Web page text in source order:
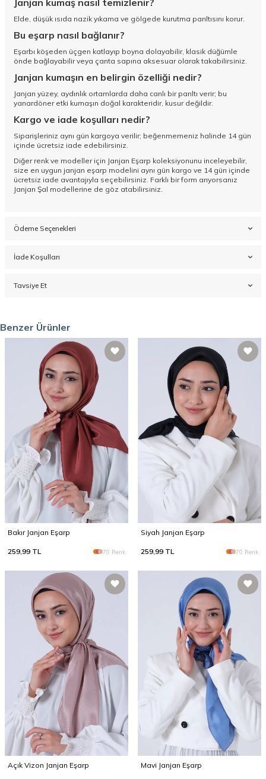
Janjan kumaş nasıl temizlenir?
Elde, düşük ısıda nazik yıkama ve gölgede kurutma parıltısını korur.
Bu eşarp nasıl bağlanır?
Eşarbı köşeden üçgen katlayıp boyna dolayabilir, klasik düğümle
önde bağlayabilir veya çanta sapına aksesuar olarak takabilirsiniz.
Janjan kumaşın en belirgin özelliği nedir?
Janjan yüzey, aydınlık ortamlarda daha canlı bir parıltı verir; bu
yanardöner etki kumaşın doğal karakteridir, kusur değildir.
Kargo ve iade koşulları nedir?
Siparişleriniz aynı gün kargoya verilir; beğenmemeniz halinde 14 gün
içinde ücretsiz iade edebilirsiniz.
Diğer renk ve modeller için Janjan Eşarp koleksiyonunu inceleyebilir,
size en uygun janjan eşarp modelini aynı gün kargo ve 14 gün içinde
ücretsiz iade avantajıyla seçebilirsiniz. Farklı bir form arıyorsanız
Janjan Şal modellerine de göz atabilirsiniz.
Ödeme Seçenekleri
İade Koşulları
Tavsiye Et
Benzer Ürünler
Bakır Janjan Eşarp
259,99 TL 70 Renk
Siyah Janjan Eşarp
259,99 TL 70 Renk
Açık Vizon Janjan Eşarp Mavi Janjan Eşarp